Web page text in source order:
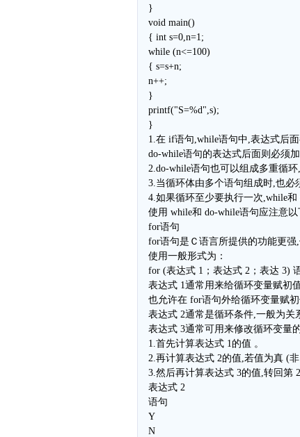
}
void main()
{ int s=0,n=1;
while (n<=100)
{ s=s+n;
n++;
}
printf("S=%d",s);
}
1.在 if语句,while语句中,表达式后
do-while语句的表达式后面则必须加
2.do-while语句也可以组成多重循
3.当循环体由多个语句组成时,也必
4.如果循环至少要执行一次,while和
使用 while和 do-while语句应注意以
for语句
for语句是Ｃ语言所提供的功能更强
使用一般形式为：
for (表达式 1；表达式 2；表达 3)
表达式 1通常用来给循环变量赋初
也允许在 for语句外给循环变量赋
表达式 2通常是循环条件,一般为关
表达式 3通常可用来修改循环变量
1.首先计算表达式 1的值 。
2.再计算表达式 2的值,若值为真 (
3.然后再计算表达式 3的值,转回第
表达式 2
语句
Y
N